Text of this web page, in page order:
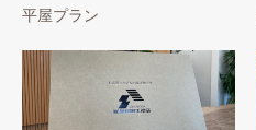
平屋プラン